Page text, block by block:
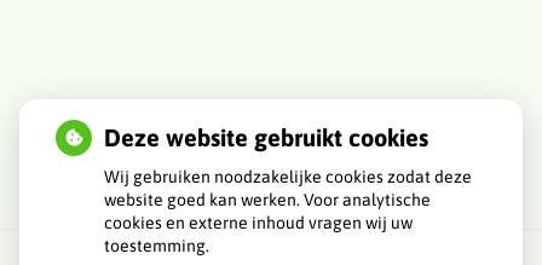
Deze website gebruikt cookies
Wij gebruiken noodzakelijke cookies zodat deze
website goed kan werken. Voor analytische
cookies en externe inhoud vragen wij uw
toestemming.